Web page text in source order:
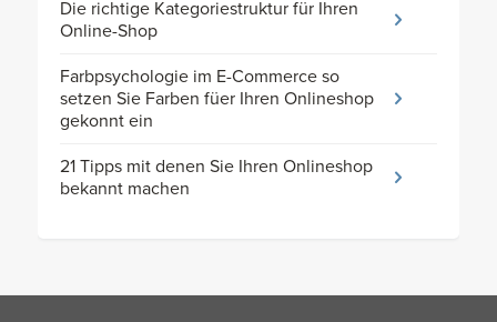
Die richtige Kategoriestruktur für Ihren
Online-Shop
Farbpsychologie im E-Commerce so
setzen Sie Farben füer Ihren Onlineshop
gekonnt ein
21 Tipps mit denen Sie Ihren Onlineshop
bekannt machen